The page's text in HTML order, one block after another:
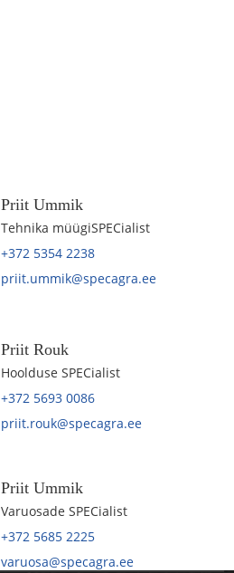
Priit Ummik
Tehnika müügiSPECialist
+372 5354 2238
priit.ummik@specagra.ee
Priit Rouk
Hoolduse SPECialist
+372 5693 0086
priit.rouk@specagra.ee
Priit Ummik
Varuosade SPECialist
+372 5685 2225
varuosa@specagra.ee